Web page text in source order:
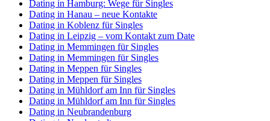
Dating in Hamburg: Wege für Singles
Dating in Hanau – neue Kontakte
Dating in Koblenz für Singles
Dating in Leipzig – vom Kontakt zum Date
Dating in Memmingen für Singles
Dating in Memmingen für Singles
Dating in Meppen für Singles
Dating in Meppen für Singles
Dating in Mühldorf am Inn für Singles
Dating in Mühldorf am Inn für Singles
Dating in Neubrandenburg